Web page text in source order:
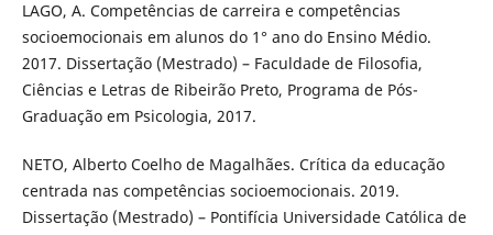
LAGO, A. Competências de carreira e competências
socioemocionais em alunos do 1° ano do Ensino Médio.
2017. Dissertação (Mestrado) – Faculdade de Filosofia,
Ciências e Letras de Ribeirão Preto, Programa de Pós-
Graduação em Psicologia, 2017.
NETO, Alberto Coelho de Magalhães. Crítica da educação
centrada nas competências socioemocionais. 2019.
Dissertação (Mestrado) – Pontifícia Universidade Católica de